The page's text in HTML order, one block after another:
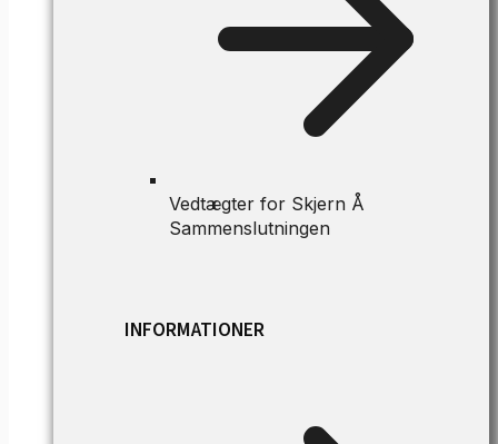
Vedtægter for Skjern Å
Sammenslutningen
INFORMATIONER